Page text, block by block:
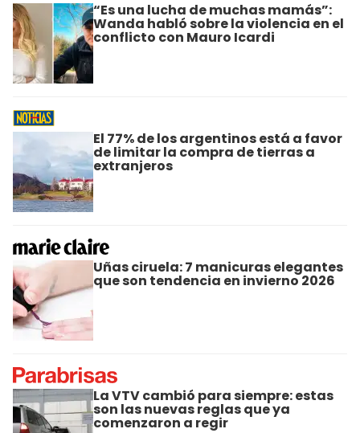
“Es una lucha de muchas mamás”:
Wanda habló sobre la violencia en el
conflicto con Mauro Icardi
El 77% de los argentinos está a favor
de limitar la compra de tierras a
extranjeros
Uñas ciruela: 7 manicuras elegantes
que son tendencia en invierno 2026
La VTV cambió para siempre: estas
son las nuevas reglas que ya
comenzaron a regir